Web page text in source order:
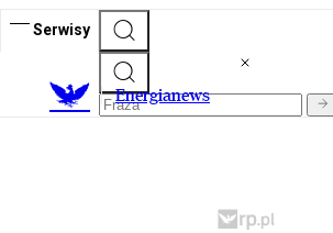
Serwisy
Energianews